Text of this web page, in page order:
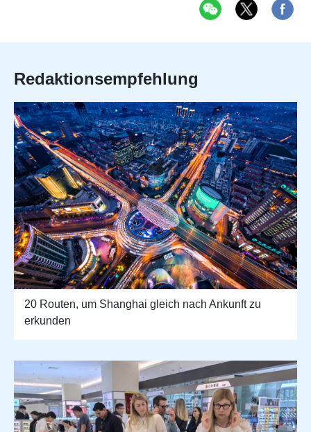
Redaktionsempfehlung
20 Routen, um Shanghai gleich nach Ankunft zu
erkunden